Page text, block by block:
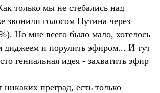
только мы не стебались над
звонили голосом Путина через
Но мне всего было мало, хотелось
диджеем и порулить эфиром... И тут
гениальная идея - захватить эфир
преград, есть только